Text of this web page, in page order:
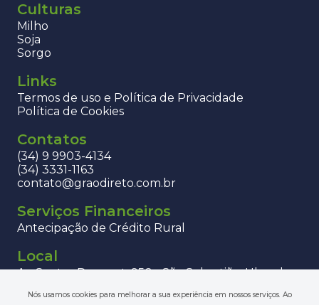
Culturas
Milho
Soja
Sorgo
Links
Termos de uso e Política de Privacidade
Política de Cookies
Contatos
(34) 9 9903-4134
(34) 3331-1163
contato@graodireto.com.br
Serviços Financeiros
Antecipação de Crédito Rural
Local
Av. Santos Dumont, 950 - São Sebastião, Uberaba -
Nós usamos cookies para melhorar a sua experiência em nossos serviços. Ao